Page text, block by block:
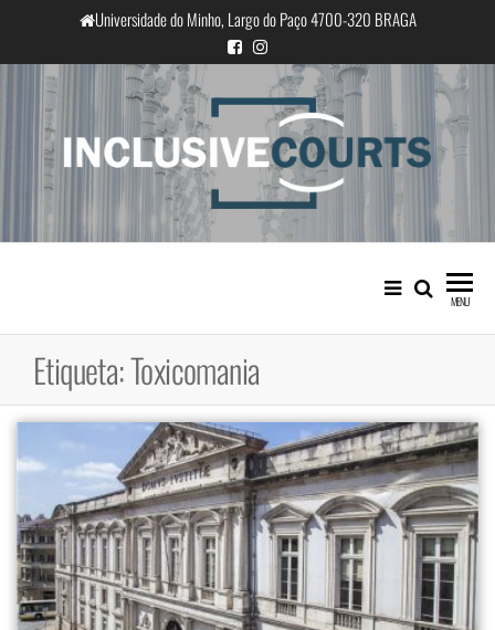
o
conteúdo
Universidade do Minho, Largo do Paço 4700-320 BRAGA
InclusiveCourts
Igualdade e diferença cultural na
prática judicial portuguesa
MENU
Etiqueta:Toxicomania